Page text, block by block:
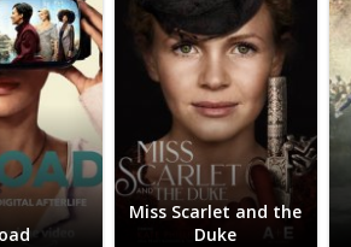
Miss Scarlet and the
Duke